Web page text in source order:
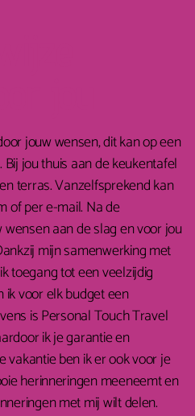
jouw wensen, dit kan op een
jou thuis aan de keukentafel
terras. Vanzelfsprekend kan
of per e-mail. Na de
aan de slag en voor jou
mijn samenwerking met
toegang tot een veelzijdig
voor elk budget een
is Personal Touch Travel
ik je garantie en
vakantie ben ik er ook voor je
herinneringen meeneemt en
met mij wilt delen.